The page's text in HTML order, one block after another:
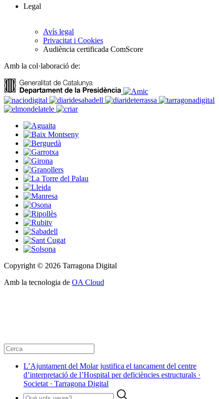
Legal
Avís legal
Privacitat i Cookies
Audiència certificada ComScore
Amb la col·laboració de:
Copyright © 2026 Tarragona Digital
Amb la tecnologia de OA Cloud
L’Ajuntament del Molar justifica el tancament del centre
d’interpretació de l’Hospital per deficiències estructurals ·
Societat · Tarragona Digital